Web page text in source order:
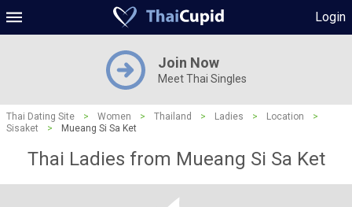
Login
Join Now
Meet Thai Singles
Thai Dating Site > Women > Thailand > Ladies > Location
>
Sisaket
> Mueang Si Sa Ket
Thai Ladies from Mueang Si Sa Ket